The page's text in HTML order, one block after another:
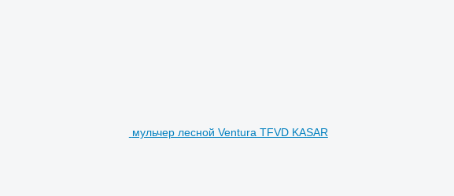
мульчер лесной Ventura TFVD KASAR